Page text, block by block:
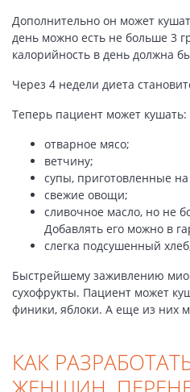
Дополнительно он может
день можно есть не больше 3
калорийность в день должна
Через 4 недели диета
Теперь пациент может кушать:
отварное мясо;
ветчину;
супы, приготовленные
свежие овощи;
сливочное масло, но не
Добавлять его можно в
слегка подсушенный
Быстрейшему заживлению
сухофрукты. Пациент может
финики, яблоки. А еще из них
КАК